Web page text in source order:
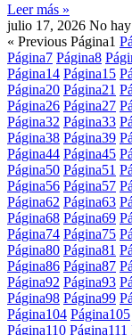
Leer más »
julio 17, 2026 No
« Previous Página1
Página7 Página8
Página14 Página15
Página20 Página21
Página26 Página27
Página32 Página33
Página38 Página39
Página44 Página45
Página50 Página51
Página56 Página57
Página62 Página63
Página68 Página69
Página74 Página75
Página80 Página81
Página86 Página87
Página92 Página93
Página98 Página99
Página104 Página105
Página110 Página111